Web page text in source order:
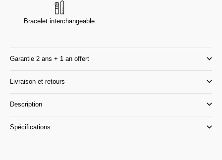
Bracelet interchangeable
Garantie 2 ans + 1 an offert
Livraison et retours
Description
Spécifications